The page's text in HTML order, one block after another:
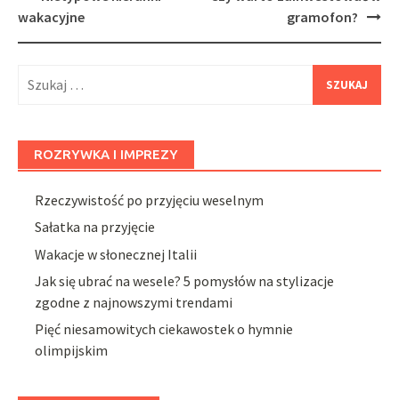
navigation
wakacyjne
gramofon?
ROZRYWKA I IMPREZY
Rzeczywistość po przyjęciu weselnym
Sałatka na przyjęcie
Wakacje w słonecznej Italii
Jak się ubrać na wesele? 5 pomysłów na stylizacje
zgodne z najnowszymi trendami
Pięć niesamowitych ciekawostek o hymnie
olimpijskim